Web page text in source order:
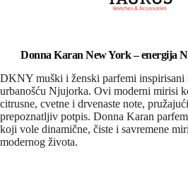
Donna Karan New York – energija
DKNY muški i ženski parfemi inspirisani
urbanošću Njujorka. Ovi moderni mirisi
citrusne, cvetne i drvenaste note,
prepoznatljiv potpis. Donna Karan
koji vole dinamične, čiste i savremene
modernog života.